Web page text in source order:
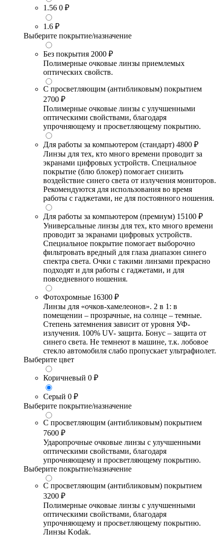
1.56 0 ₽
1.6 ₽
Выберите покрытие/назначение
Без покрытия 2000 ₽
Полимерные очковые линзы приемлемых
оптических свойств.
С просветляющим (антибликовым) покрытием
2700 ₽
Полимерные очковые линзы с улучшенными
оптическими свойствами, благодаря
упрочняющему и просветляющему покрытию.
Для работы за компьютером (стандарт) 4800 ₽
Линзы для тех, кто много времени проводит за
экранами цифровых устройств. Специальное
покрытие (блю блокер) помогает снизить
воздействие синего света от излучения мониторов.
Рекомендуются для использования во время
работы с гаджетами, не для постоянного ношения.
Для работы за компьютером (премиум) 15100 ₽
Универсальные линзы для тех, кто много времени
проводит за экранами цифровых устройств.
Специальное покрытие помогает выборочно
фильтровать вредный для глаза диапазон синего
спектра света. Очки с такими линзами прекрасно
подходят и для работы с гаджетами, и для
повседневного ношения.
Фотохромные 16300 ₽
Линзы для «очков-хамелеонов». 2 в 1: в
помещении – прозрачные, на солнце – темные.
Степень затемнения зависит от уровня УФ-
излучения. 100% UV- защита. Бонус – защита от
синего света. Не темнеют в машине, т.к. лобовое
стекло автомобиля слабо пропускает ультрафиолет.
Выберите цвет
Коричневый 0 ₽
Серый 0 ₽
Выберите покрытие/назначение
С просветляющим (антибликовым) покрытием
7600 ₽
Ударопрочные очковые линзы с улучшенными
оптическими свойствами, благодаря
упрочняющему и просветляющему покрытию.
Выберите покрытие/назначение
С просветляющим (антибликовым) покрытием
3200 ₽
Полимерные очковые линзы с улучшенными
оптическими свойствами, благодаря
упрочняющему и просветляющему покрытию.
Линзы Kodak.